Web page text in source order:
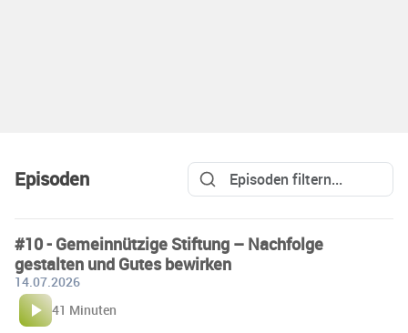
Episoden
#10 - Gemeinnützige Stiftung – Nachfolge
gestalten und Gutes bewirken
14.07.2026
41 Minuten